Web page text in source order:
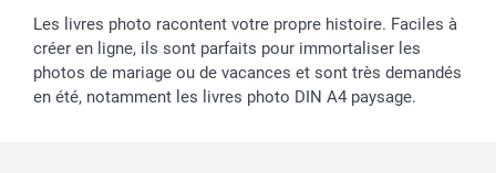
Les livres photo racontent votre propre histoire. Faciles à
créer en ligne, ils sont parfaits pour immortaliser les
photos de mariage ou de vacances et sont très demandés
en été, notamment les livres photo DIN A4 paysage.